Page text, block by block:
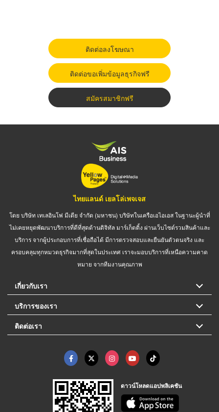
ติดต่อลงโฆษณา
ติดต่อขอเพิ่มข้อมูลธุรกิจฟรี
สมัครสมาชิกฟรี
ไทยแลนด์ เยลโล่เพจเจส
โดย บริษัท เทเลอินโฟ มีเดีย จำกัด (มหาชน) บริษัทในเครือเอไอเอส ในฐานะผู้นำที่
ไม่เคยหยุดพัฒนาบริการที่ดีที่สุดด้านดิจิทัล มาร์เก็ตติ้ง ผ่านเว็บไซต์รวมสินค้าและ
บริการ จากผู้ประกอบการที่เชื่อถือได้ มีการตรวจสอบและยืนยันตัวตนจริง และ
ครอบคลุมทุกหมวดธุรกิจมากที่สุดในประเทศ เราจะมอบบริการที่เหนือความคาด
หมาย จากทีมงานคุณภาพ
เกี่ยวกับเรา
บริการของเรา
ติดต่อเรา
ดาวน์โหลดแอปพลิเคชัน